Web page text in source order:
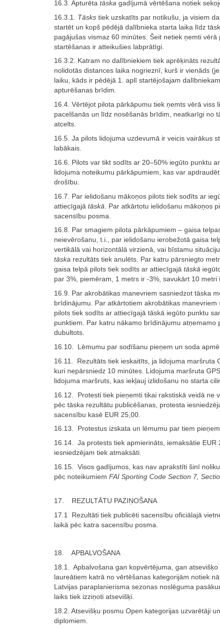
16.3. Apturēta tāska gadījumā vērtēšana notiek
16.3.1. Tāsks tiek uzskatīts par notikušu, ja visiem
startēt un kopš pēdējā dalībnieka starta laika līdz
pagājušas vismaz 60 minūtes. Šeit netiek ņemti
startēšanas ir atteikušies labprātīgi.
16.3.2. Katram no dalībniekiem tiek aprēķināts
nolidotās distances laika nogrieznī, kurš ir vienāds
laiku, kāds ir pēdējā 1. aplī startējošajam
apturēšanas brīdim.
16.4. Vērtējot pilota pārkāpumu tiek ņemts vērā viss
pacelšanās un līdz nosēšanās brīdim, neatkarīgi no
atcelts.
16.5. Ja pilots lidojuma uzdevumā ir veicis vairākus
labākais.
16.6. Pilots var tikt sodīts ar 20–50% iegūto punktu
lidojuma noteikumu pārkāpumiem, kas var
drošību.
16.7. Par ielidošanu mākoņos pilots tiek sodīts ar
attiecīgajā tāskā . Par atkārtotu ielidošanu mākoņos
sacensību posma.
16.8. Par smagiem pilota pārkāpumiem – gaisa
neievērošanu, t.i., par ielidošanu ierobežotā gaisa
vertikālā vai horizontālā virzienā, vai bīstamu
tāska rezultāts tiek anulēts. Par katru pārsniegto
gaisa telpā pilots tiek sodīts ar attiecīgajā tāskā
par 3%, piemēram, 1 metrs ir -3%, savukārt 10 metri
16.9. Par akrobātikas manevriem sasniedzot tāska
brīdinājumu. Par atkārtotiem akrobātikas manevriem
pilots tiek sodīts ar attiecīgajā tāskā iegūto punktu
punktiem. Par katru nākamo brīdinājumu atņemamo
dubultots.
16.10. Lēmumu par sodīšanu pieņem un soda
16.11. Rezultāts tiek ieskaitīts, ja lidojuma maršruta
kuri nepārsniedz 10 minūtes. Lidojuma maršruta
lidojuma maršruts, kas iekļauj izlidošanu no starta
16.12. Protesti tiek pieņemti tikai rakstiskā veidā ne
pēc tāska rezultātu publicēšanas, protesta
sacensību kasē EUR 25,00.
16.13. Protestus izskata un lēmumu par tiem
16.14. Ja protests tiek apmierināts, iemaksātie EUR
iesniedzējam tiek atmaksāti.
16.15. Visos gadījumos, kas nav aprakstīti šinī
pēc noteikumiem FAI Sporting Code Section 7,
17. REZULTĀTU PAZIŅOŠANA
17.1 Rezultāti tiek publicēti sacensību oficiālajā
laikā pēc katra sacensību posma.
18. APBALVOŠANA
18.1. Apbalvošana gan kopvērtējuma, gan
laureātiem katrā no vērtēšanas kategorijām notiek
Latvijas paraplanierisma sezonas noslēguma
laiks tiek izziņoti atsevišķi.
18.2. Atsevišķu posmu Open kategorijas uzvarētāji
diplomiem.